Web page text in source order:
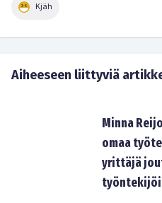
Kjäh
Aiheeseen liittyviä
Minna
omaa
yrittäjä